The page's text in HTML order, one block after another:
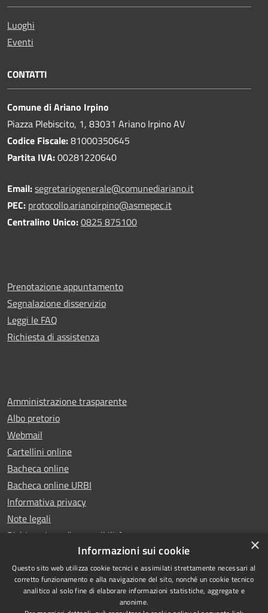
Luoghi
Eventi
CONTATTI
Comune di Ariano Irpino
Piazza Plebiscito, 1, 83031 Ariano Irpino AV
Codice Fiscale:81000350645
Partita IVA:00281220640
Email:segretariogenerale@comunediariano.it
PEC: protocollo.arianoirpino@asmepec.it
Centralino Unico:0825 875100
Prenotazione appuntamento
Segnalazione disservizio
Leggi le FAQ
Richiesta di assistenza
Amministrazione trasparente
Albo pretorio
Webmail
Cartellini online
Bacheca online
Bacheca online URBI
Informativa privacy
Note legali
Dichiarazione di accessibilità
RSS
Copyright © 2025 Comune di
×
Informazioni sui cookie
Questo sito web utilizza cookie tecnici e assimilati strettamente necessari al
corretto funzionamento e alla navigazione del sito, nonché un cookie tecnico
analitico al solo fine di elaborare informazioni statistiche, aggregate e
anonime.